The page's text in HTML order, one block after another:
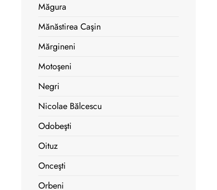
Măgura
Mănăstirea Caşin
Mărgineni
Motoşeni
Negri
Nicolae Bălcescu
Odobeşti
Oituz
Onceşti
Orbeni